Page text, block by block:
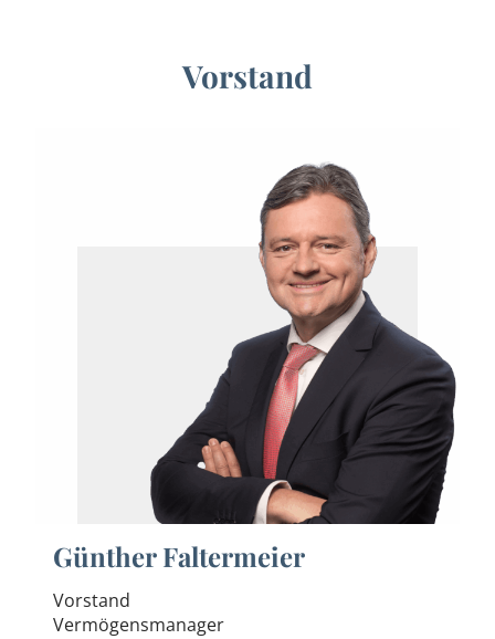
Vorstand
Günther Faltermeier
Vorstand
Vermögensmanager